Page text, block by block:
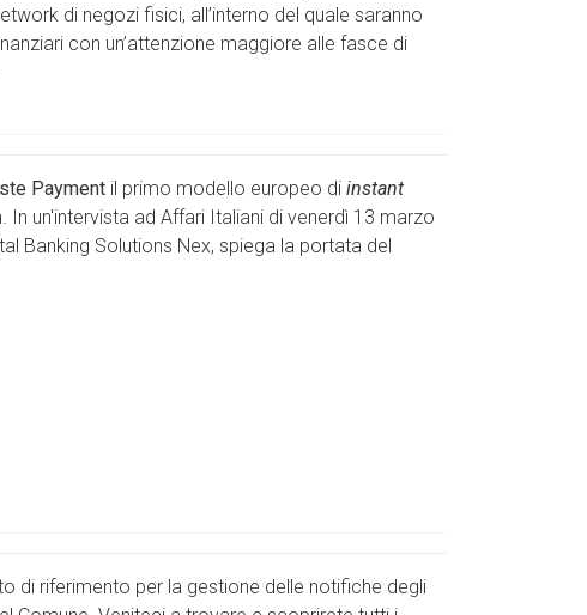
di negozi fisici, all’interno del quale saranno
con un’attenzione maggiore alle fasce di
Payment il primo modello europeo di instant
un'intervista ad Affari Italiani di venerdì 13 marzo
Banking Solutions Nex, spiega la portata del
di riferimento per la gestione delle notifiche degli